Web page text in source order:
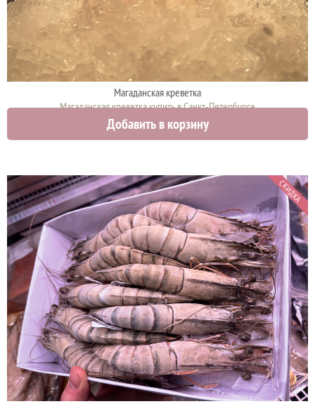
Магаданская креветка
Магаданская креветка купить в Санкт-Петербурге
3200 руб.
Добавить в корзину
СКИДКА